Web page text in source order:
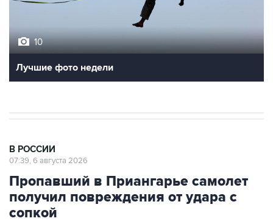
10
Лучшие фото недели
В РОССИИ
07:39, 6 августа 2026
Пропавший в Приангарье самолет
получил повреждения от удара с
сопкой